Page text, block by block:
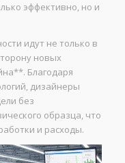
эффективно, но и
идут не только в
новых
Благодаря
дизайнеры
без
образца, что
и расходы.